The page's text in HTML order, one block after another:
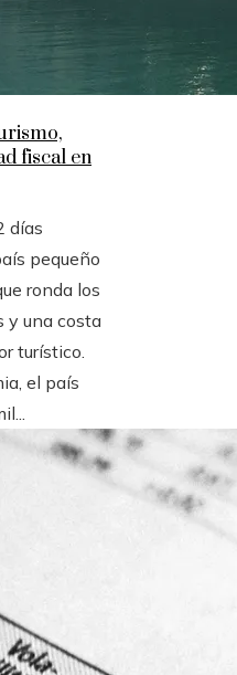
fiscal en
días
pequeño
ronda los
una costa
turístico.
el país